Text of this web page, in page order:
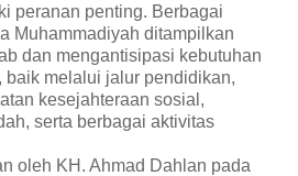
peranan penting. Berbagai
Muhammadiyah ditampilkan
dan mengantisipasi kebutuhan
baik melalui jalur pendidikan,
kesejahteraan sosial,
serta berbagai aktivitas
oleh KH. Ahmad Dahlan pada